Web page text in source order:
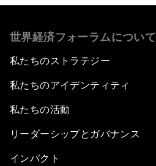
世界経済フォーラムについて
私たちのストラテジー
私たちのアイデンティティ
私たちの活動
リーダーシップとガバナンス
インパクト